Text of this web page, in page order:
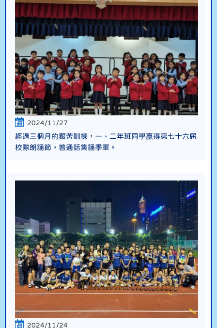
2024/11/27
經過三個月的艱苦訓練，一、二年班同學贏得第七十六屆
校際朗誦節，普通話集誦季軍。
2024/11/24